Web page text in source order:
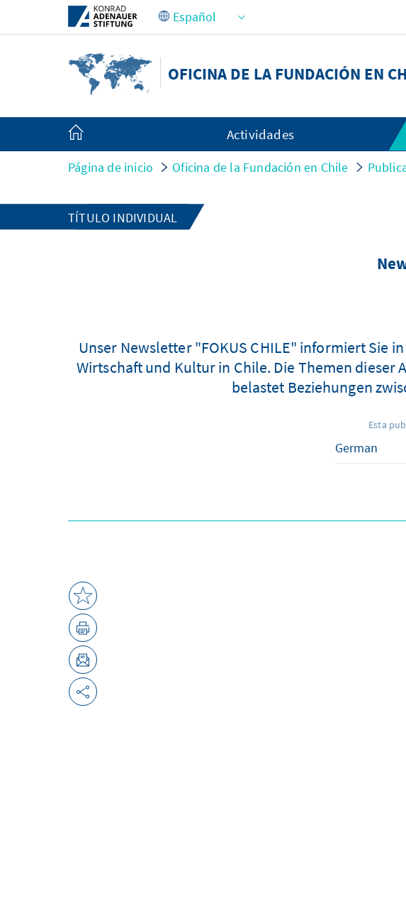
Saltar al contenido principal
OFICINA DE LA FUNDACIÓN EN
Actividades
Página de inicio Oficina de la Fundación en Chile
TÍTULO INDIVIDUAL
Unser Newsletter "FOKUS CHILE" informiert Sie
Wirtschaft und Kultur in Chile. Die Themen
belastet Beziehungen
Esta